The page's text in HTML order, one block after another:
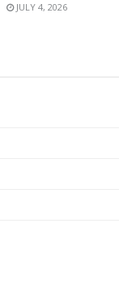
JULY 4, 2026